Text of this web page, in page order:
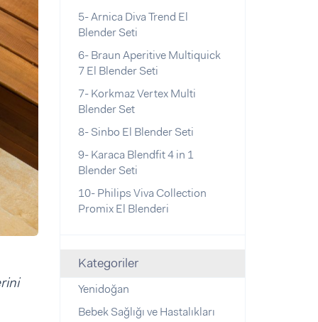
5- Arnica Diva Trend El
Blender Seti
6- Braun Aperitive Multiquick
7 El Blender Seti
7- Korkmaz Vertex Multi
Blender Set
8- Sinbo El Blender Seti
9- Karaca Blendfit 4 in 1
Blender Seti
10- Philips Viva Collection
Promix El Blenderi
Kategoriler
Yenidoğan
Bebek Sağlığı ve Hastalıkları